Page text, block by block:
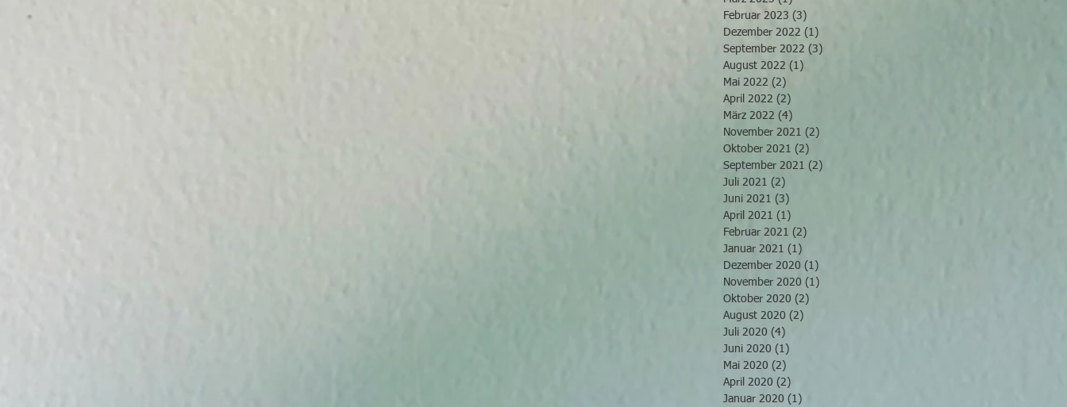
Februar 2023 (3)
Dezember 2022 (1)
September 2022 (3)
August 2022 (1)
Mai 2022 (2)
April 2022 (2)
März 2022 (4)
November 2021 (2)
Oktober 2021 (2)
September 2021 (2)
Juli 2021 (2)
Juni 2021 (3)
April 2021 (1)
Februar 2021 (2)
Januar 2021 (1)
Dezember 2020 (1)
November 2020 (1)
Oktober 2020 (2)
August 2020 (2)
Juli 2020 (4)
Juni 2020 (1)
Mai 2020 (2)
April 2020 (2)
Januar 2020 (1)